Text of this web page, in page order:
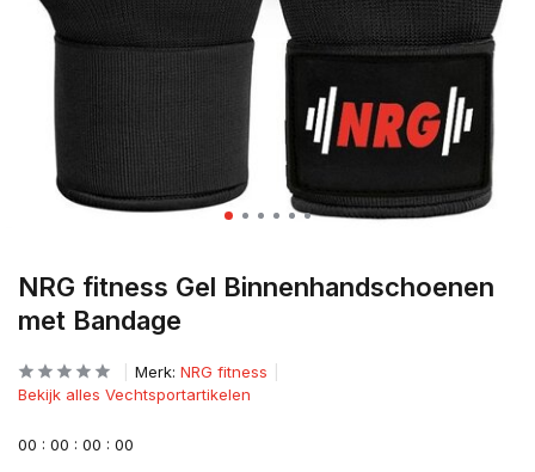
NRG fitness Gel Binnenhandschoenen
met Bandage
Merk: NRG fitness
Bekijk alles Vechtsportartikelen
00 : 00 : 00 : 00